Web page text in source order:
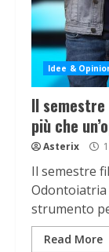
Idee &
Il
più che
Asterix
Il semestre
strumento
Read More